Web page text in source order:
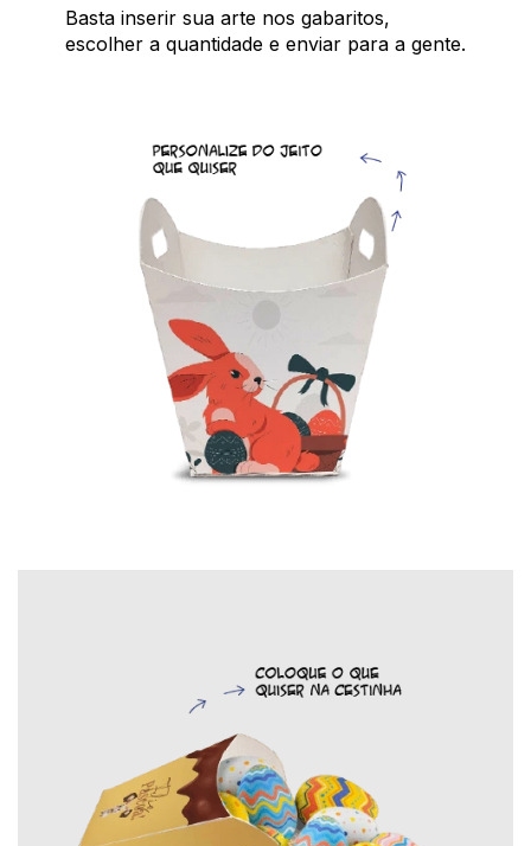
Basta inserir sua arte nos gabaritos,
escolher a quantidade e enviar para a gente.